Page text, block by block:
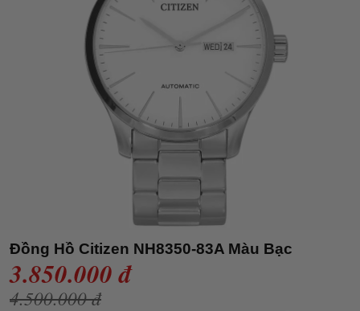
Đồng Hồ Citizen NH8350-83A Màu Bạc
3.850.000 đ
4.500.000 đ